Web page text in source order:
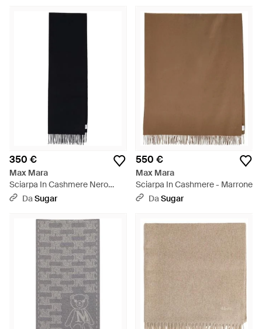
350 €
Max Mara
Sciarpa In Cashmere Nero
"Wsdalia" - Nero
DaSugar
550 €
Max Mara
Sciarpa In Cashmere - Marrone
DaSugar